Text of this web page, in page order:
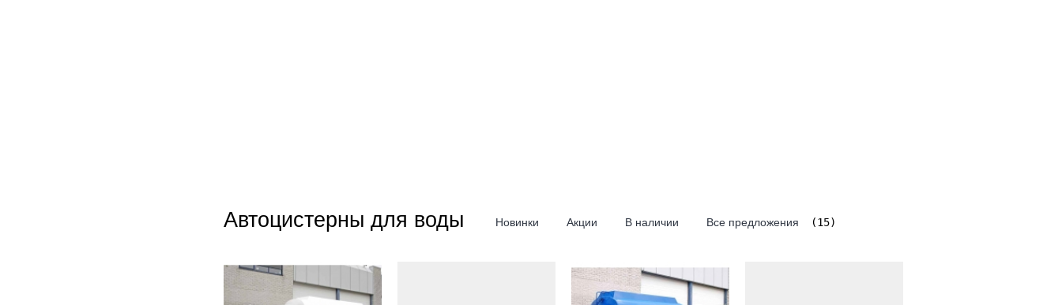
Автоцистерны для воды Новинки Акции В наличии Все предложения (15)